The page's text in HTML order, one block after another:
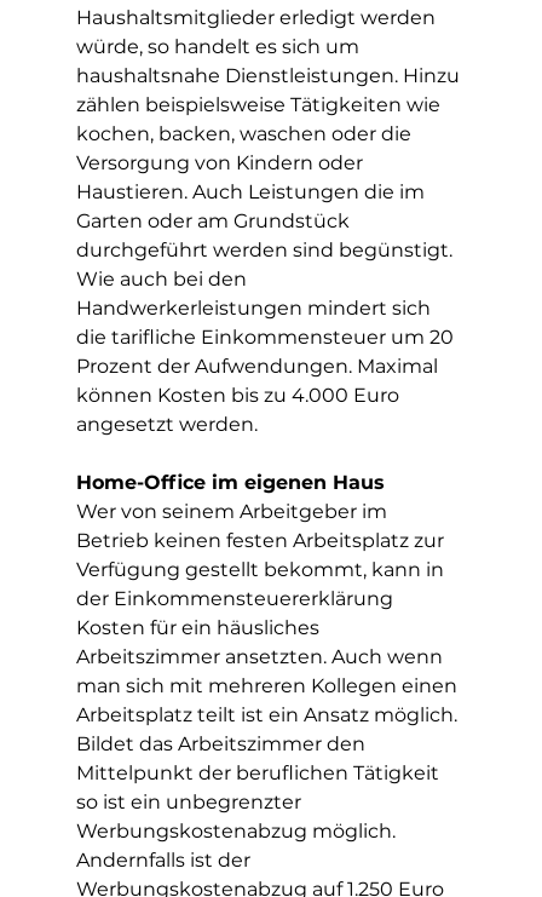
Haushaltsmitglieder erledigt werden
würde, so handelt es sich um
haushaltsnahe Dienstleistungen. Hinzu
zählen beispielsweise Tätigkeiten wie
kochen, backen, waschen oder die
Versorgung von Kindern oder
Haustieren. Auch Leistungen die im
Garten oder am Grundstück
durchgeführt werden sind begünstigt.
Wie auch bei den
Handwerkerleistungen mindert sich
die tarifliche Einkommensteuer um 20
Prozent der Aufwendungen. Maximal
können Kosten bis zu 4.000 Euro
angesetzt werden.
Home-Office im eigenen Haus
Wer von seinem Arbeitgeber im
Betrieb keinen festen Arbeitsplatz zur
Verfügung gestellt bekommt, kann in
der Einkommensteuererklärung
Kosten für ein häusliches
Arbeitszimmer ansetzten. Auch wenn
man sich mit mehreren Kollegen einen
Arbeitsplatz teilt ist ein Ansatz möglich.
Bildet das Arbeitszimmer den
Mittelpunkt der beruflichen Tätigkeit
so ist ein unbegrenzter
Werbungskostenabzug möglich.
Andernfalls ist der
Werbungskostenabzug auf 1.250 Euro